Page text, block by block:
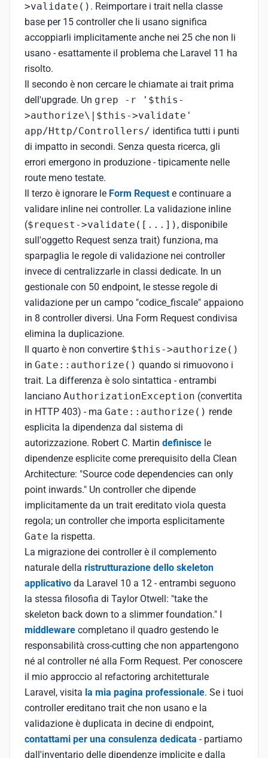
>validate() . Reimportare i trait nella classe
base per 15 controller che li usano significa
accoppiarli implicitamente anche nei 25 che non li
usano - esattamente il problema che Laravel 11 ha
risolto.
Il secondo è non cercare le chiamate ai trait prima
dell'upgrade. Un grep -r '$this-
>authorize\|$this->validate'
app/Http/Controllers/ identifica tutti i punti
di impatto in secondi. Senza questa ricerca, gli
errori emergono in produzione - tipicamente nelle
route meno testate.
Il terzo è ignorare le Form Request e continuare a
validare inline nei controller. La validazione inline
($request->validate([...]) , disponibile
sull'oggetto Request senza trait) funziona, ma
sparpaglia le regole di validazione nei controller
invece di centralizzarle in classi dedicate. In un
gestionale con 50 endpoint, le stesse regole di
validazione per un campo "codice_fiscale" appaiono
in 8 controller diversi. Una Form Request condivisa
elimina la duplicazione.
Il quarto è non convertire $this->authorize()
in Gate::authorize() quando si rimuovono i
trait. La differenza è solo sintattica - entrambi
lanciano AuthorizationException (convertita
in HTTP 403) - ma Gate::authorize() rende
esplicita la dipendenza dal sistema di
autorizzazione. Robert C. Martin definisce le
dipendenze esplicite come prerequisito della Clean
Architecture: "Source code dependencies can only
point inwards." Un controller che dipende
implicitamente da un trait ereditato viola questa
regola; un controller che importa esplicitamente
Gate la rispetta.
La migrazione dei controller è il complemento
naturale della ristrutturazione dello skeleton
applicativo da Laravel 10 a 12 - entrambi seguono
la stessa filosofia di Taylor Otwell: "take the
skeleton back down to a slimmer foundation." I
middleware completano il quadro gestendo le
responsabilità cross-cutting che non appartengono
né al controller né alla Form Request. Per conoscere
il mio approccio al refactoring architetturale
Laravel, visita la mia pagina professionale. Se i tuoi
controller ereditano trait che non usano e la
validazione è duplicata in decine di endpoint,
contattami per una consulenza dedicata - partiamo
dall'inventario delle dipendenze implicite e dalla